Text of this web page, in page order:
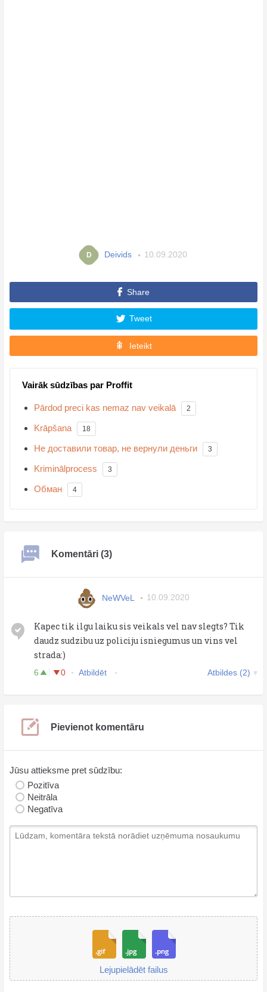
D Deivids 10.09.2020
Share
Tweet
Ieteikt
Vairāk sūdzības par Proffit
Pārdod preci kas nemaz nav veikalā 2
Krāpšana 18
Не доставили товар, не вернули деньги 3
Kriminālprocess 3
Обман 4
Komentāri (3)
NeWVeL 10.09.2020
Kapec tik ilgu laiku sis veikals vel nav slegts? Tik
daudz sudzibu uz policiju isniegumus un vins vel
strada:)
6 0 Atbildēt Atbildes (2)
Pievienot komentāru
Jūsu attieksme pret sūdzību:
Pozitīva
Neitrāla
Negatīva
Lejupielādēt failus